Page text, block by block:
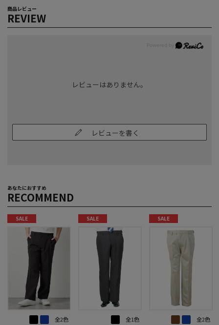
商品レビュー
REVIEW
レビューはありません。
レビューを書く
あなたにおすすめ
RECOMMEND
SALE
全2色
SALE
全1色
SALE
全2色